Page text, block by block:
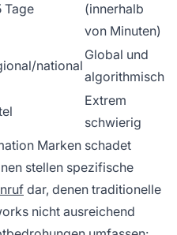
Tage
(innerhalb
von Minuten)
national
Global und
algorithmisch
Extrem
schwierig
Marken schadet
stellen spezifische
dar, denen traditionelle
nicht ausreichend